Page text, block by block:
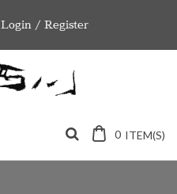
Login / Register
0 ITEM(S)